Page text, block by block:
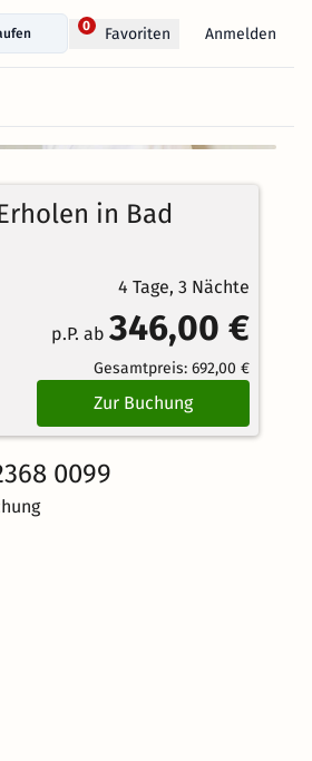
0 Favoriten Anmelden
Bewertungen
in Bad
4 Tage, 3 Nächte
p.P. ab 346,00 €
Gesamtpreis: 692,00 €
Zur Buchung
0099